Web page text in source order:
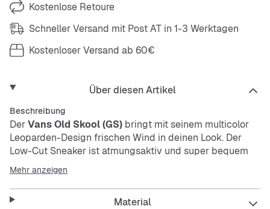
Kostenlose Retoure
Schneller Versand mit Post AT in 1-3 Werktagen
Kostenloser Versand ab 60€
Über diesen Artikel
Beschreibung
DerVans Old Skool (GS) bringt mit seinem multicolor
Leoparden-Design frischen Wind in deinen Look. Der
Low-Cut Sneaker ist atmungsaktiv und super bequem
dank der gepolsterten Innensohle. Die robuste,
rutschfeste Außensohle sorgt für sicheren Halt bei jedem
Schritt.
Mehr anzeigen
Material